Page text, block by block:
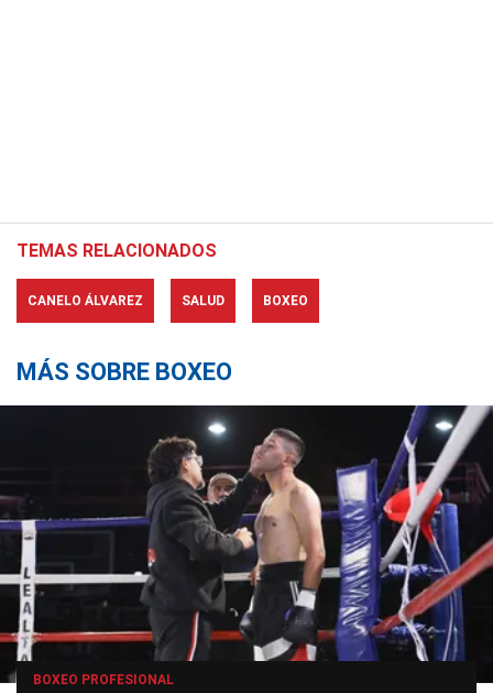
TEMAS RELACIONADOS
CANELO ÁLVAREZ SALUD BOXEO
MÁS SOBRE BOXEO
BOXEO PROFESIONAL